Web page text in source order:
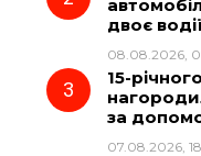
o
o
двоє
08.08.2026,
15-
за
07.08.2026,